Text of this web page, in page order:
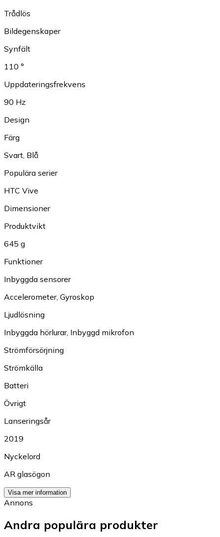
Trådlös
Bildegenskaper
Synfält
110 °
Uppdateringsfrekvens
90 Hz
Design
Färg
Svart Blå
Populära serier
HTC Vive
Dimensioner
Produktvikt
645 g
Funktioner
Inbyggda sensorer
Accelerometer, Gyroskop
Ljudlösning
Inbyggda hörlurar, Inbyggd mikrofon
Strömförsörjning
Strömkälla
Batteri
Övrigt
Lanseringsår
2019
Nyckelord
AR glasögon
Visa mer information
Annons
Andra populära produkter